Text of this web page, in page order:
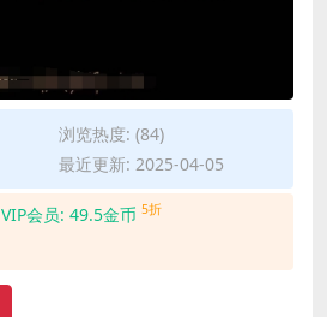
浏览热度: (84)
最近更新: 2025-04-05
VIP会员: 49.5金币 5折